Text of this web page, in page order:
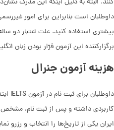
داوطلبان است بنابراین برای امور
بیشتری استفاده کنید. علت اعتبار دو
برگزارکننده این آزمون فرّار بودن زبان
هزینه آزمون جنرال
کاربردی داشته و پس از ثبت نام، مشخص